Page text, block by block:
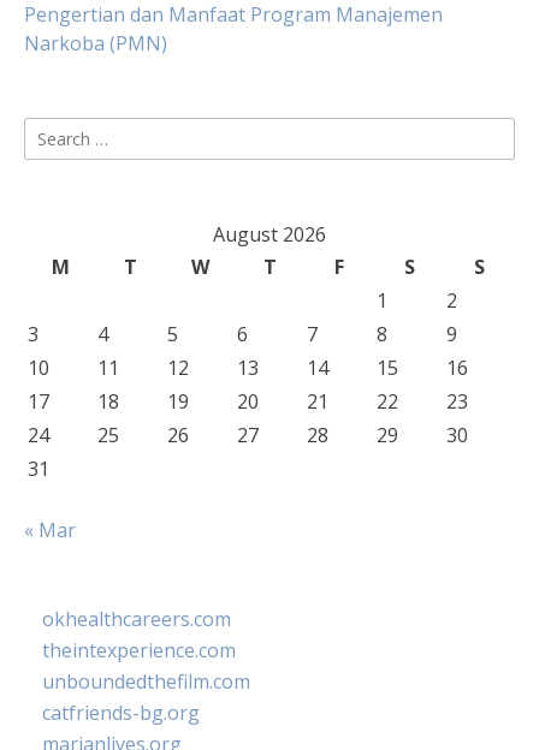
Pengertian dan Manfaat Program Manajemen
Narkoba (PMN)
Search
for:
August 2026
M
T W T F S
S
1
2
3
4 5 6 7 8
9
10
11 12 13 14 15
16
17
18 19 20 21 22
23
24
25 26 27 28 29
30
31
« Mar
okhealthcareers.com
theintexperience.com
unboundedthefilm.com
catfriends-bg.org
marianlives.org